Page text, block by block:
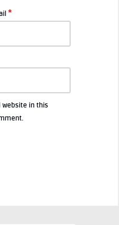
*
website in this